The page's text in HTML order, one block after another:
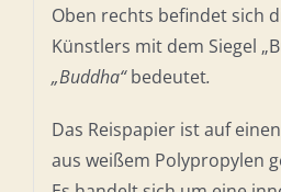
Oben rechts befindet sich
Künstlers mit dem Siegel
„Buddha“bedeutet.
Das Reispapier ist auf
aus weißem Polypropylen